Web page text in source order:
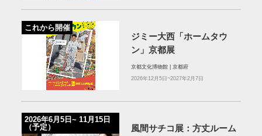
これから開催
ジミー大西「ホームタウ
ン」京都展
京都文化博物館 | 京都府
2026年12月5日~2027年2月7日
2026年6⽉5⽇~ 11⽉15⽇
（予定）
⾵間サチコ展：⽅丈ルーム